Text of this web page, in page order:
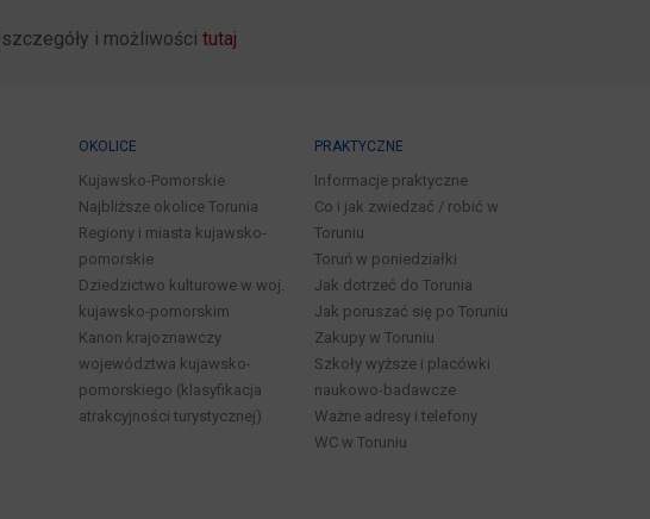
i możliwości tutaj
OKOLICE
Kujawsko-Pomorskie
Najbliższe okolice Torunia
Regiony i miasta kujawsko-
pomorskie
Dziedzictwo kulturowe w woj.
kujawsko-pomorskim
Kanon krajoznawczy
województwa kujawsko-
pomorskiego (klasyfikacja
atrakcyjności turystycznej)
PRAKTYCZNE
Informacje praktyczne
Co i jak zwiedzać / robić w
Toruniu
Toruń w poniedziałki
Jak dotrzeć do Torunia
Jak poruszać się po Toruniu
Zakupy w Toruniu
Szkoły wyższe i placówki
naukowo-badawcze
Ważne adresy i telefony
WC w Toruniu